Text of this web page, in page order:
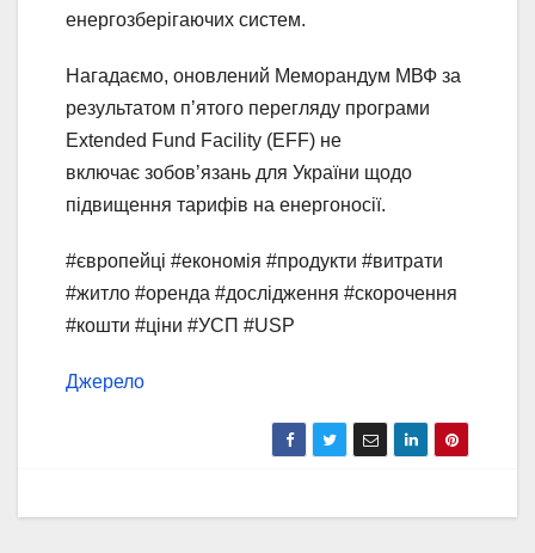
енергозберігаючих систем.
Нагадаємо, оновлений Меморандум МВФ за
результатом пʼятого перегляду програми
Extended Fund Facility (EFF) не
включає зобовʼязань для України щодо
підвищення тарифів на енергоносії.
#європейці #економія #продукти #витрати
#житло #оренда #дослідження #скорочення
#кошти #ціни #УСП #USP
Джерело